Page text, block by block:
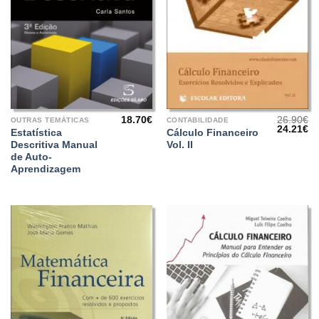
OUTRAS TEMÁTICAS
Estatística
Descritiva Manual
de Auto-
Aprendizagem
18.70€ CONTABILIDADE
Cálculo Financeiro
Vol. II
26.90€
O
24.21€O